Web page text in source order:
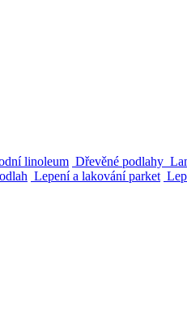
linoleum Dřevěné podlahy
Lepení a lakování parket